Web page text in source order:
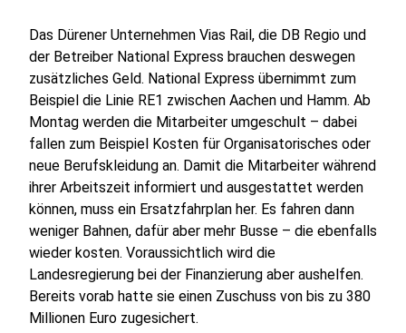
Das Dürener Unternehmen Vias Rail, die DB Regio und
der Betreiber National Express brauchen deswegen
zusätzliches Geld. National Express übernimmt zum
Beispiel die Linie RE1 zwischen Aachen und Hamm. Ab
Montag werden die Mitarbeiter umgeschult – dabei
fallen zum Beispiel Kosten für Organisatorisches oder
neue Berufskleidung an. Damit die Mitarbeiter während
ihrer Arbeitszeit informiert und ausgestattet werden
können, muss ein Ersatzfahrplan her. Es fahren dann
weniger Bahnen, dafür aber mehr Busse – die ebenfalls
wieder kosten. Voraussichtlich wird die
Landesregierung bei der Finanzierung aber aushelfen.
Bereits vorab hatte sie einen Zuschuss von bis zu 380
Millionen Euro zugesichert.